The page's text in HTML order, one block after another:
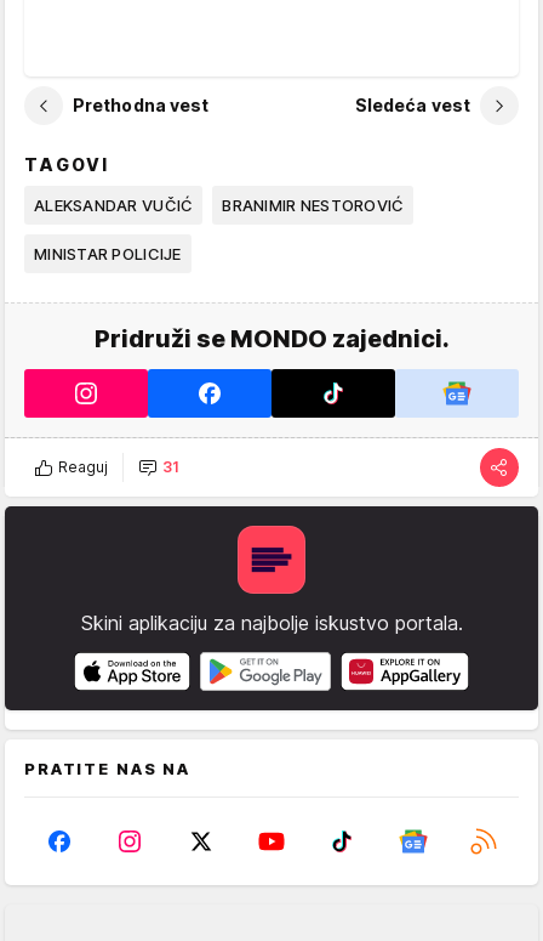
Prethodna vest Sledeća vest
TAGOVI
ALEKSANDAR VUČIĆ BRANIMIR NESTOROVIĆ
MINISTAR POLICIJE
Pridruži se MONDO zajednici.
Reaguj 31
Skini aplikaciju za najbolje iskustvo portala.
PRATITE NAS NA